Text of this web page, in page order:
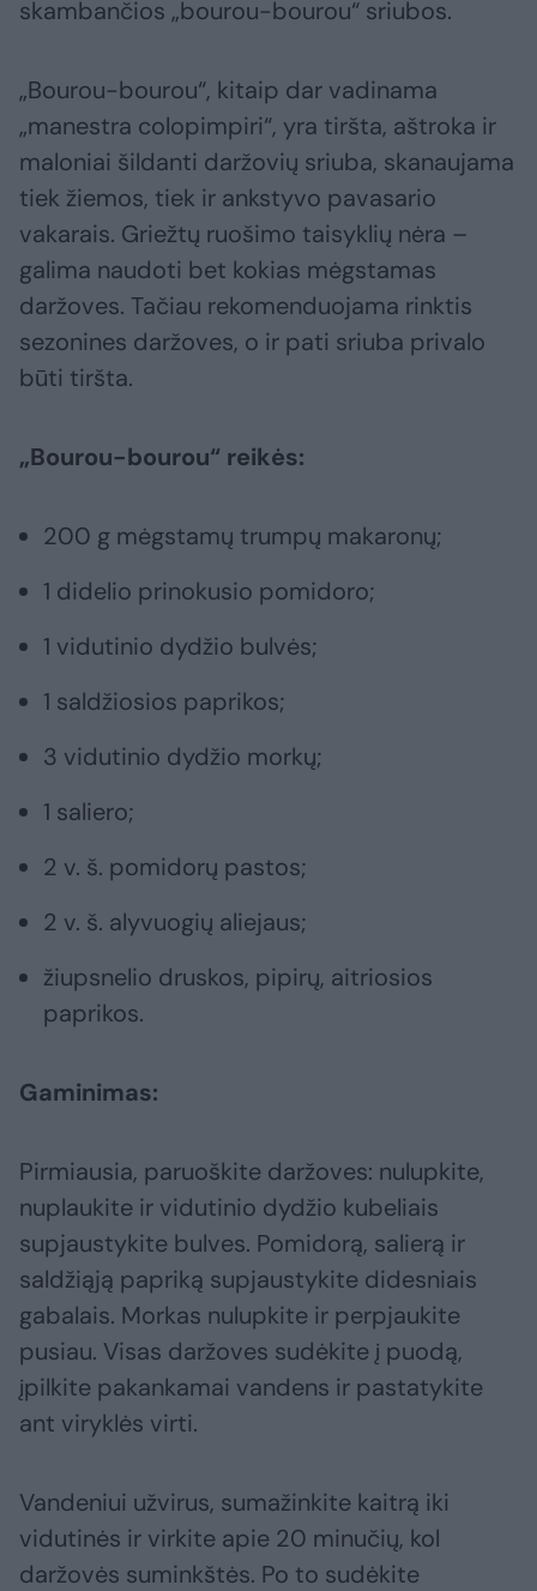
skambančios „bourou-bourou“ sriubos.
„Bourou-bourou“, kitaip dar vadinama
„manestra colopimpiri“, yra tiršta, aštroka ir
maloniai šildanti daržovių sriuba, skanaujama
tiek žiemos, tiek ir ankstyvo pavasario
vakarais. Griežtų ruošimo taisyklių nėra –
galima naudoti bet kokias mėgstamas
daržoves. Tačiau rekomenduojama rinktis
sezonines daržoves, o ir pati sriuba privalo
būti tiršta.
„Bourou-bourou“ reikės:
200 g mėgstamų trumpų makaronų;
1 didelio prinokusio pomidoro;
1 vidutinio dydžio bulvės;
1 saldžiosios paprikos;
3 vidutinio dydžio morkų;
1 saliero;
2 v. š. pomidorų pastos;
2 v. š. alyvuogių aliejaus;
žiupsnelio druskos, pipirų, aitriosios
paprikos.
Gaminimas:
Pirmiausia, paruoškite daržoves: nulupkite,
nuplaukite ir vidutinio dydžio kubeliais
supjaustykite bulves. Pomidorą, salierą ir
saldžiąją papriką supjaustykite didesniais
gabalais. Morkas nulupkite ir perpjaukite
pusiau. Visas daržoves sudėkite į puodą,
įpilkite pakankamai vandens ir pastatykite
ant viryklės virti.
Vandeniui užvirus, sumažinkite kaitrą iki
vidutinės ir virkite apie 20 minučių, kol
daržovės suminkštės. Po to sudėkite